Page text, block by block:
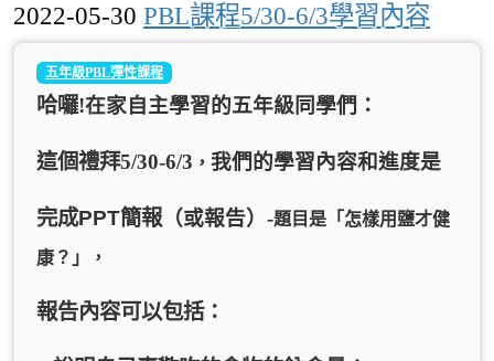
2022-05-30 PBL課程5/30-6/3學習內容
五年級PBL彈性課程
哈囉!在家自主學習的五年級同學們 ：
這個禮拜5/30-6/3 ， 我們的學習內容和進度是
完成PPT簡報 （或報告）-題目是「怎樣用鹽才健
康？」，
報告內容可以包括：